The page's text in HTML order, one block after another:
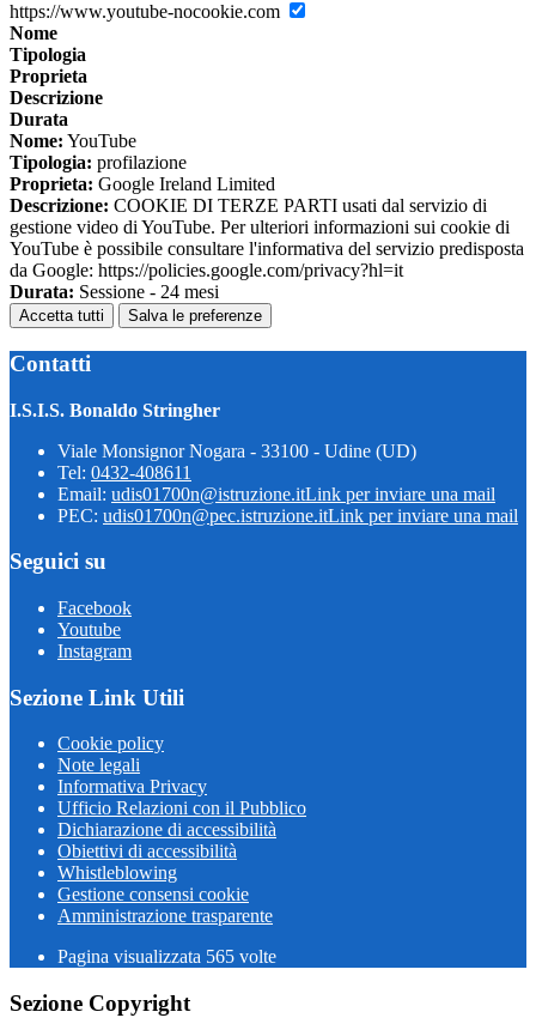
https://www.youtube-nocookie.com
Nome
Tipologia
Proprieta
Descrizione
Durata
Nome: YouTube
Tipologia: profilazione
Proprieta: Google Ireland Limited
Descrizione: COOKIE DI TERZE PARTI usati dal servizio di
gestione video di YouTube. Per ulteriori informazioni sui cookie di
YouTube è possibile consultare l'informativa del servizio predisposta
da Google: https://policies.google.com/privacy?hl=it
Durata: Sessione - 24 mesi
Accetta tutti Salva le preferenze
Contatti
I.S.I.S. Bonaldo Stringher
Viale Monsignor Nogara - 33100 - Udine (UD)
Tel: 0432-408611
Email: udis01700n@istruzione.itLink per inviare una mail
PEC: udis01700n@pec.istruzione.itLink per inviare una mail
Seguici su
Facebook
Youtube
Instagram
Sezione Link Utili
Cookie policy
Note legali
Informativa Privacy
Ufficio Relazioni con il Pubblico
Dichiarazione di accessibilità
Obiettivi di accessibilità
Whistleblowing
Gestione consensi cookie
Amministrazione trasparente
Pagina visualizzata 565 volte
Sezione Copyright